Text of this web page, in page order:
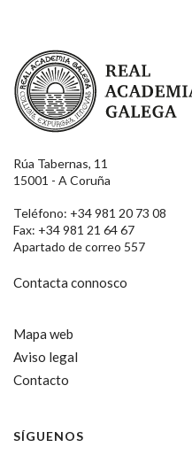
Real Academia Galega
Rúa Tabernas, 11
15001 - A Coruña
Teléfono: +34 981 20 73 08
Fax: +34 981 21 64 67
Apartado de correo 557
Contacta connosco
Mapa web
Aviso legal
Contacto
SÍGUENOS